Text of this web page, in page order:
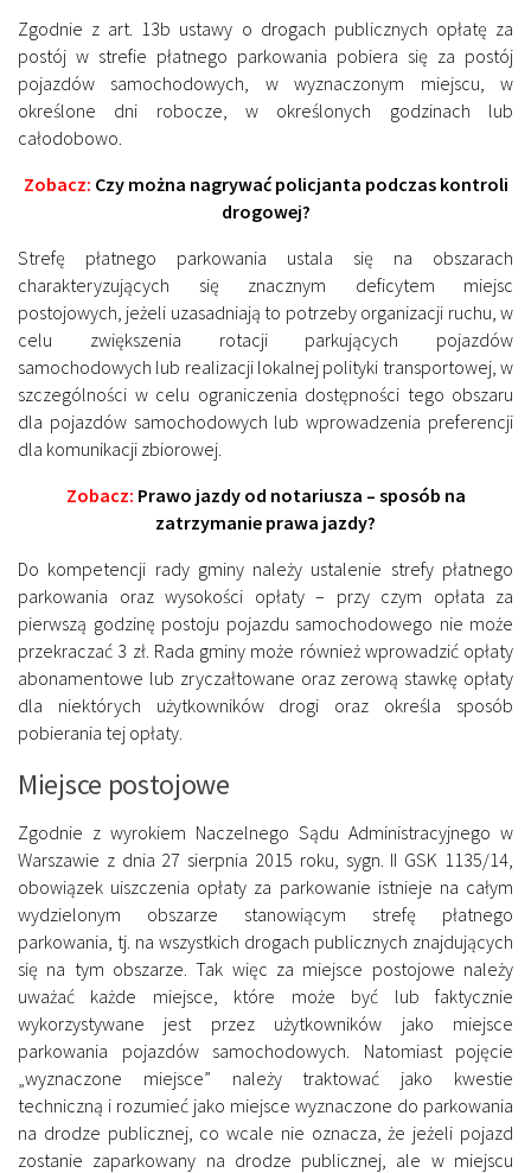
Zgodnie z art. 13b ustawy o drogach publicznych opłatę za
postój w strefie płatnego parkowania pobiera się za postój
pojazdów samochodowych, w wyznaczonym miejscu, w
określone dni robocze, w określonych godzinach lub
całodobowo.
Zobacz: Czy można nagrywać policjanta podczas kontroli
drogowej?
Strefę płatnego parkowania ustala się na obszarach
charakteryzujących się znacznym deficytem miejsc
postojowych, jeżeli uzasadniają to potrzeby organizacji ruchu, w
celu zwiększenia rotacji parkujących pojazdów
samochodowych lub realizacji lokalnej polityki transportowej, w
szczególności w celu ograniczenia dostępności tego obszaru
dla pojazdów samochodowych lub wprowadzenia preferencji
dla komunikacji zbiorowej.
Zobacz: Prawo jazdy od notariusza – sposób na
zatrzymanie prawa jazdy?
Do kompetencji rady gminy należy ustalenie strefy płatnego
parkowania oraz wysokości opłaty – przy czym opłata za
pierwszą godzinę postoju pojazdu samochodowego nie może
przekraczać 3 zł. Rada gminy może również wprowadzić opłaty
abonamentowe lub zryczałtowane oraz zerową stawkę opłaty
dla niektórych użytkowników drogi oraz określa sposób
pobierania tej opłaty.
Miejsce postojowe
Zgodnie z wyrokiem Naczelnego Sądu Administracyjnego w
Warszawie z dnia 27 sierpnia 2015 roku, sygn. II GSK 1135/14,
obowiązek uiszczenia opłaty za parkowanie istnieje na całym
wydzielonym obszarze stanowiącym strefę płatnego
parkowania, tj. na wszystkich drogach publicznych znajdujących
się na tym obszarze. Tak więc za miejsce postojowe należy
uważać każde miejsce, które może być lub faktycznie
wykorzystywane jest przez użytkowników jako miejsce
parkowania pojazdów samochodowych. Natomiast pojęcie
„wyznaczone miejsce” należy traktować jako kwestie
techniczną i rozumieć jako miejsce wyznaczone do parkowania
na drodze publicznej, co wcale nie oznacza, że jeżeli pojazd
zostanie zaparkowany na drodze publicznej, ale w miejscu